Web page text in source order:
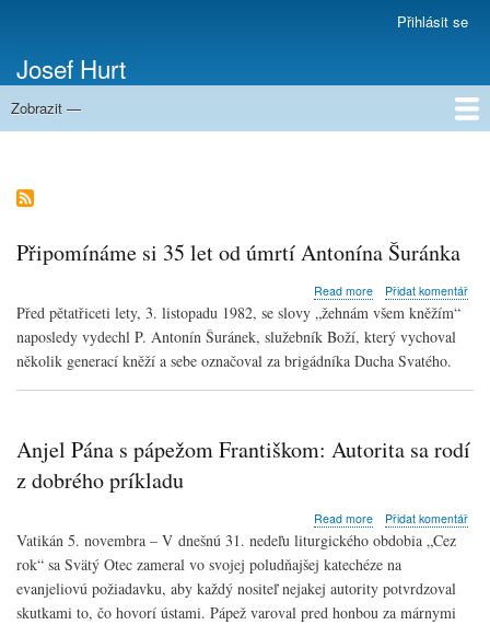
obsahu
uživatelského
účtu
Přihlásit se
Josef Hurt
Zobrazit —
Připomínáme si 35 let od úmrtí Antonína Šuránka
Read moreabout
Připomínáme
35
let
Přidat komentář
Před pětatřiceti lety, 3. listopadu 1982, se slovy „žehnám všem kněžím“
naposledy vydechl P. Antonín Šuránek, služebník Boží, který vychoval
několik generací kněží a sebe označoval za brigádníka Ducha Svatého.
Anjel Pána s pápežom Františkom: Autorita sa rodí
z dobrého príkladu
Read moreabout
Anjel
s
pápežom
Františkom:
Přidat komentář
Vatikán 5. novembra – V dnešnú 31. nedeľu liturgického obdobia „Cez
rok“ sa Svätý Otec zameral vo svojej poludňajšej katechéze na
evanjeliovú požiadavku, aby každý nositeľ nejakej autority potvrdzoval
skutkami to, čo hovorí ústami. Pápež varoval pred honbou za márnymi